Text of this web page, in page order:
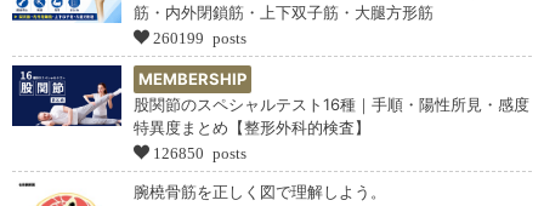
筋・内外閉鎖筋・上下双子筋・大腿方形筋
260199 posts
MEMBERSHIP
股関節のスペシャルテスト16種｜手順・陽性所見・感度
特異度まとめ【整形外科的検査】
126850 posts
腕橈骨筋を正しく図で理解しよう。